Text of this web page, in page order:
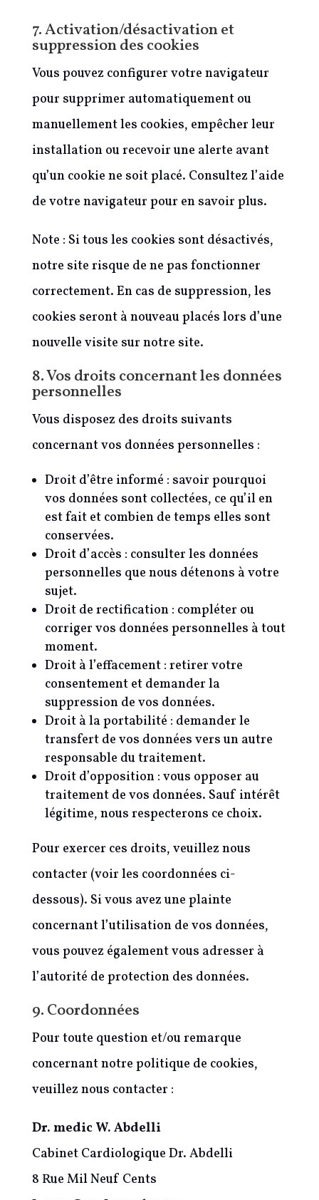
7. Activation/désactivation et
suppression des cookies
Vous pouvez configurer votre navigateur
pour supprimer automatiquement ou
manuellement les cookies, empêcher leur
installation ou recevoir une alerte avant
qu’un cookie ne soit placé. Consultez l’aide
de votre navigateur pour en savoir plus.
Note : Si tous les cookies sont désactivés,
notre site risque de ne pas fonctionner
correctement. En cas de suppression, les
cookies seront à nouveau placés lors d’une
nouvelle visite sur notre site.
8. Vos droits concernant les données
personnelles
Vous disposez des droits suivants
concernant vos données personnelles :
Droit d’être informé : savoir pourquoi
vos données sont collectées, ce qu’il en
est fait et combien de temps elles sont
conservées.
Droit d’accès : consulter les données
personnelles que nous détenons à votre
sujet.
Droit de rectification : compléter ou
corriger vos données personnelles à tout
moment.
Droit à l’effacement : retirer votre
consentement et demander la
suppression de vos données.
Droit à la portabilité : demander le
transfert de vos données vers un autre
responsable du traitement.
Droit d’opposition : vous opposer au
traitement de vos données. Sauf intérêt
légitime, nous respecterons ce choix.
Pour exercer ces droits, veuillez nous
contacter (voir les coordonnées ci-
dessous). Si vous avez une plainte
concernant l’utilisation de vos données,
vous pouvez également vous adresser à
l’autorité de protection des données.
9. Coordonnées
Pour toute question et/ou remarque
concernant notre politique de cookies,
veuillez nous contacter :
Dr. medic W. Abdelli
Cabinet Cardiologique Dr. Abdelli
8 Rue Mil Neuf Cents